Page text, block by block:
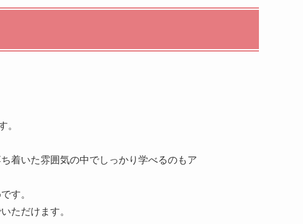
着いた雰囲気の中でしっかり学べるのもア
す。
ただけます。